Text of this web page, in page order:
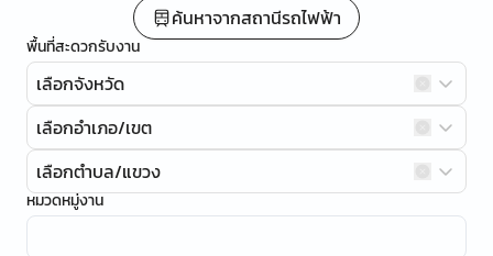
ค้นหาจากสถานีรถไฟฟ้า
พื้นที่สะดวกรับงาน
เลือกจังหวัด
เลือกอำเภอ/เขต
เลือกตำบล/แขวง
หมวดหมู่งาน